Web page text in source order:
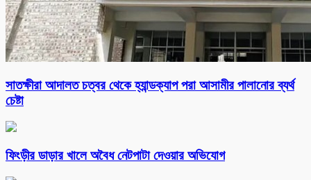
সাতক্ষীরা আদালত চত্বর থেকে হ্যান্ডক্যাপ পরা আসামীর পালানোর ব্যর্থ
চেষ্টা
ফিংড়ীর ডাড়ার খালে অবৈধ নেটপাটা দেওয়ার অভিযোগ